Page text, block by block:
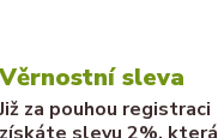
Věrnostní sleva
Již za pouhou registraci
získáte slevu 2%, která